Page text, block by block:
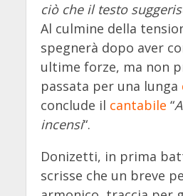
ciò che il testo
Al culmine della
spegnerà dopo aver
ultime forze, ma non
passata per una lunga
conclude il cantabile “
incensi“.
Donizetti, in prima
scrisse che un breve